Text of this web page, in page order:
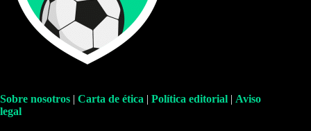
Sobre nosotros | Carta de ética | Política editorial | Aviso
legal